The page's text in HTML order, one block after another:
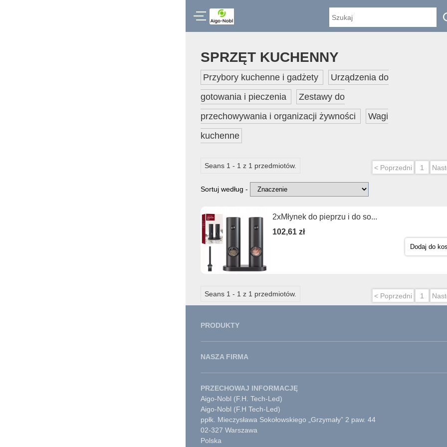
SPRZĘT KUCHENNY
Przybory kuchenne i gadżety
Urządzenia do
gotowania i pieczenia
Zestawy do
przechowywania i organizacji żywności
Wagi
kuchenne
Seans 1 - 1 z 1 przedmiotów. < Poprzedni 1
Sortuj według -
2xMłynek do pieprzu i do so...
102,61 zł
Dodaj do
Seans 1 - 1 z 1 przedmiotów. < Poprzedni 1
PRODUKTY
NASZA FIRMA
PRZECHOWAJ INFORMACJĘ
Aigo-Nobl (F.H. Tech-Led)
Aigo-Nobl (F.H Tech-Led)
ppłk. Mieczysława Sokołowskiego „Grzymały” 2 paw. 44
02-327 Warszawa
Polska